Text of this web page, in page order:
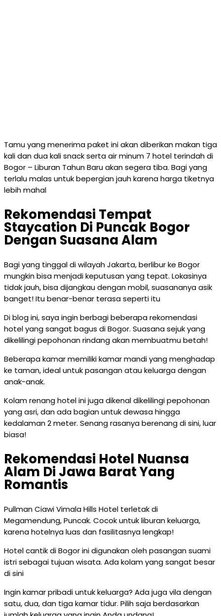
Tamu yang menerima paket ini akan diberikan makan tiga
kali dan dua kali snack serta air minum 7 hotel terindah di
Bogor – Liburan Tahun Baru akan segera tiba. Bagi yang
terlalu malas untuk bepergian jauh karena harga tiketnya
lebih mahal
Rekomendasi Tempat
Staycation Di Puncak Bogor
Dengan Suasana Alam
Bagi yang tinggal di wilayah Jakarta, berlibur ke Bogor
mungkin bisa menjadi keputusan yang tepat. Lokasinya
tidak jauh, bisa dijangkau dengan mobil, suasananya asik
banget! Itu benar-benar terasa seperti itu
Di blog ini, saya ingin berbagi beberapa rekomendasi
hotel yang sangat bagus di Bogor. Suasana sejuk yang
dikelilingi pepohonan rindang akan membuatmu betah!
Beberapa kamar memiliki kamar mandi yang menghadap
ke taman, ideal untuk pasangan atau keluarga dengan
anak-anak.
Kolam renang hotel ini juga dikenal dikelilingi pepohonan
yang asri, dan ada bagian untuk dewasa hingga
kedalaman 2 meter. Senang rasanya berenang di sini, luar
biasa!
Rekomendasi Hotel Nuansa
Alam Di Jawa Barat Yang
Romantis
Pullman Ciawi Vimala Hills Hotel terletak di
Megamendung, Puncak. Cocok untuk liburan keluarga,
karena hotelnya luas dan fasilitasnya lengkap!
Hotel cantik di Bogor ini digunakan oleh pasangan suami
istri sebagai tujuan wisata. Ada kolam yang sangat besar
di sini
Ingin kamar pribadi untuk keluarga? Ada juga vila dengan
satu, dua, dan tiga kamar tidur. Pilih saja berdasarkan